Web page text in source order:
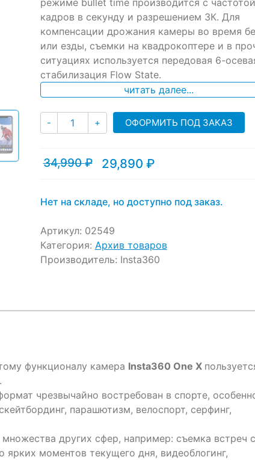
кадров в секунду и разрешением 3К. Для
компенсации дрожания камеры во время
или езды, съемки на квадрокоптере и в
ситуациях используется передовая 6-
стабилизация Flow State.
читать далее...
- Количество
+ ОФОРМИТЬ ПОД ЗАКАЗ
34,990₽
Первоначальная
34,990 ₽.
29,890 ₽
Текущая
Нет на складе, но доступно под заказ.
Артикул: 02549
Категория: Архив товаров
Производитель: Insta360
функционалу камера Insta360 One X
чрезвычайно востребован в спорте,
парашютизм, велоспорт, серфинг,
других сфер, например: съемка встреч с
моментов текущего дня, видеоблогинг,